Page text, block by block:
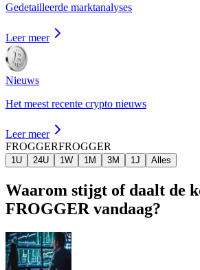
Gedetailleerde marktanalyses
Leer meer
Nieuws
Het meest recente crypto nieuws
Leer meer
FROGGERFROGGER
1U 24U 1W 1M 3M 1J Alles
Waarom stijgt of daalt de
FROGGER vandaag?